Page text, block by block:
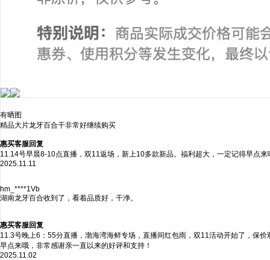
有晒图
精品大片龙牙百合干非常好继续购买
惠买客服回复
11.14号早晨8-10点直播，双11返场，新上10多款新品。福利超大，一定记得早点来
2025.11.11
hm_****1Vb
湖南龙牙百合收到了，看着品质好，干净。
惠买客服回复
11.3号晚上6：55分直播，渤海湾海鲜专场，直播间红包雨，双11活动开始了，保
早点来哦，非常感谢亲一直以来的好评和支持！
2025.11.02